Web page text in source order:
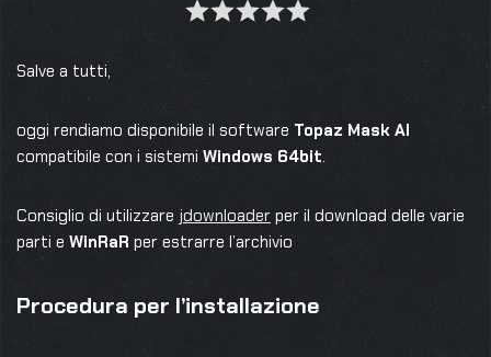
Salve a tutti,
oggi rendiamo disponibile il software Topaz Mask AI
compatibile con i sistemi Windows 64bit.
Consiglio di utilizzare jdownloader per il download delle varie
parti e WinRaR per estrarre l’archivio
Procedura per l’installazione